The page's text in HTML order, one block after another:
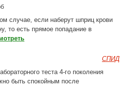
случае, если наберут шприц крови
то есть прямое попадание в
СПИД
теста 4-го поколения
быть спокойным после